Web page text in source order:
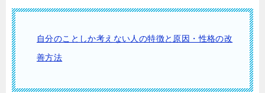
自分のことしか考えない人の特徴と原因・性格の改
善方法